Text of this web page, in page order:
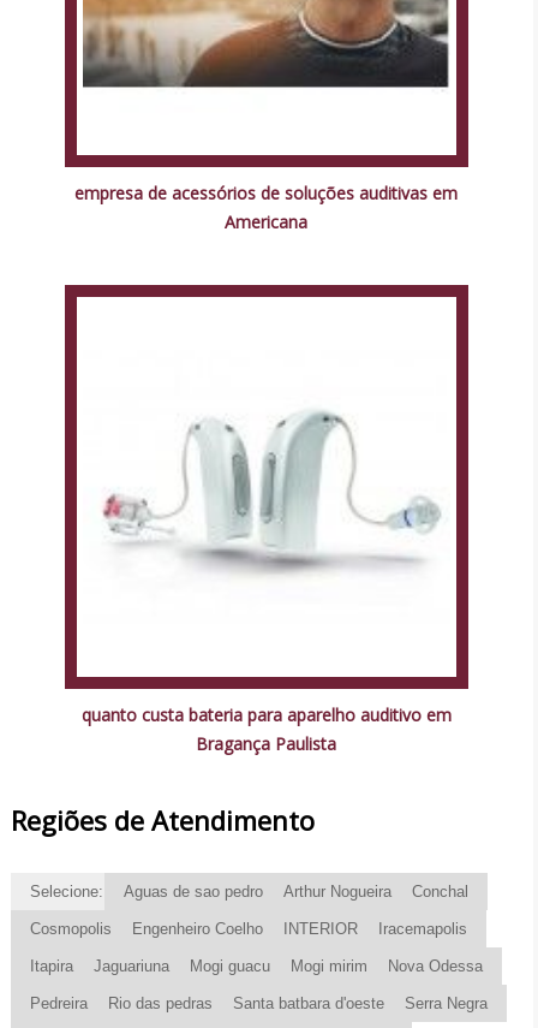
empresa de acessórios de soluções auditivas em
Americana
quanto custa bateria para aparelho auditivo em
Bragança Paulista
Regiões de Atendimento
Selecione: Aguas de sao pedro Arthur Nogueira Conchal
Cosmopolis Engenheiro Coelho INTERIOR Iracemapolis
Itapira Jaguariuna Mogi guacu Mogi mirim Nova Odessa
Pedreira Rio das pedras Santa batbara d'oeste Serra Negra